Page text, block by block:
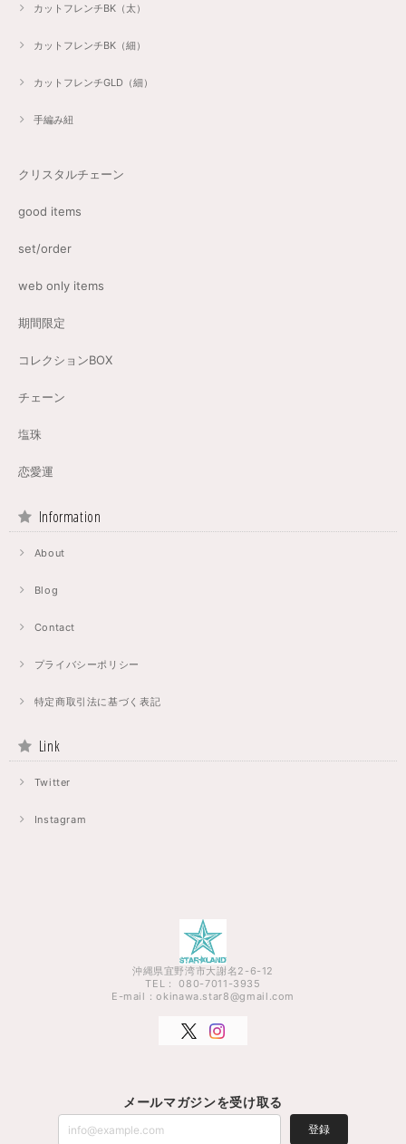
カットフレンチBK（太）
カットフレンチBK（細）
カットフレンチGLD（細）
手編み紐
クリスタルチェーン
good items
set/order
web only items
期間限定
コレクションBOX
チェーン
塩珠
恋愛運
Information
About
Blog
Contact
プライバシーポリシー
特定商取引法に基づく表記
Link
Twitter
Instagram
沖縄県宜野湾市大謝名2-6-12
TEL： 080-7011-3935
E-mail：okinawa.star8@gmail.com
メールマガジンを受け取る
登録